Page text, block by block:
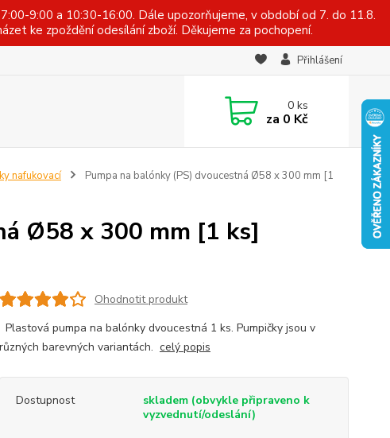
9:00 a 10:30-16:00. Dále upozorňujeme, v období od 7. do 11.8.
ke zpoždění odesílání zboží. Děkujeme za pochopení.
Přihlášení
0ks
za 0 Kč
nafukovací
Pumpa na balónky (PS) dvoucestná Ø58 x 300 mm [1
Ø58 x 300 mm [1 ks]
Ohodnotit produkt
Plastová pumpa na balónky dvoucestná 1 ks. Pumpičky jsou v
různých barevných variantách. celý popis
Dostupnost
skladem (obvykle připraveno k
vyzvednutí/odeslání)